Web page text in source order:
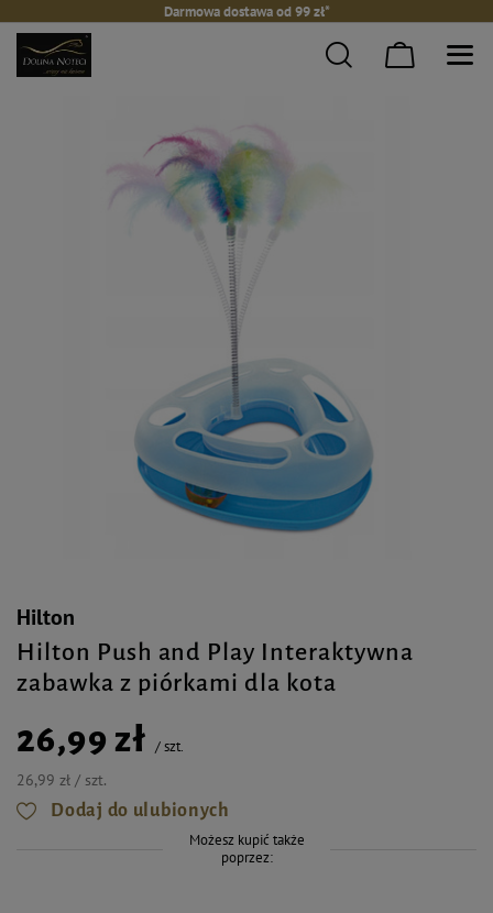
Darmowa dostawa od 99 zł*
Hilton
Hilton Push and Play Interaktywna
zabawka z piórkami dla kota
26,99 zł /szt.
26,99 zł / szt.
Dodaj do ulubionych
Możesz kupić także
poprzez: